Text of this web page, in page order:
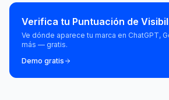
Verifica tu Puntuación de
Ve dónde aparece tu marca en ChatGPT,
más — gratis.
Demo gratis